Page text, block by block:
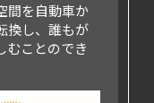
間を自動車か
換し、誰もが
むことのでき